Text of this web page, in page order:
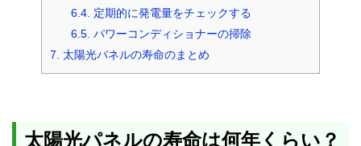
6.4. 定期的に発電量をチェックする
6.5. パワーコンディショナーの掃除
7. 太陽光パネルの寿命のまとめ
太陽光パネルの寿命は何年くらい？